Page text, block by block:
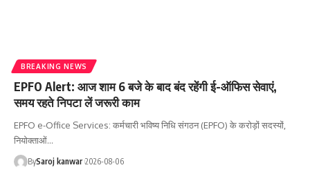
BREAKING NEWS
EPFO Alert: आज शाम 6 बजे के बाद बंद रहेंगी ई-ऑफिस सेवाएं,
समय रहते निपटा लें जरूरी काम
EPFO e-Office Services: कर्मचारी भविष्य निधि संगठन (EPFO) के करोड़ों सदस्यों,
नियोक्ताओं…
BySaroj kanwar 2026-08-06